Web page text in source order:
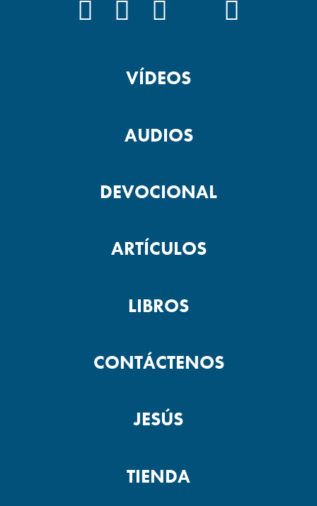
VÍDEOS
AUDIOS
DEVOCIONAL
ARTÍCULOS
LIBROS
CONTÁCTENOS
JESÚS
TIENDA